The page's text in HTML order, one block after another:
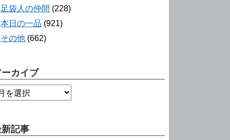
足袋人の仲間 (228)
本日の一品 (921)
その他 (662)
カイブ
記事